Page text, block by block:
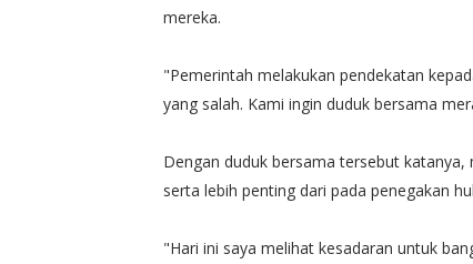
mereka.
"Pemerintah melakukan pendekatan
yang salah. Kami ingin duduk bersama
Dengan duduk bersama tersebut
serta lebih penting dari pada penegakan
"Hari ini saya melihat kesadaran untuk